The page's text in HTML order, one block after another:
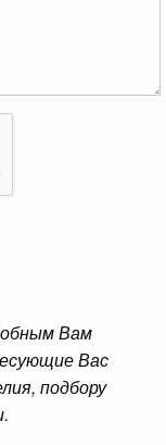
Вам
Вас
подбору